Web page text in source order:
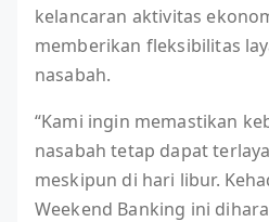
kelancaran aktivitas
memberikan fleksibilitas
nasabah.
“Kami ingin memastikan
nasabah tetap dapat
meskipun di hari libur.
Weekend Banking ini